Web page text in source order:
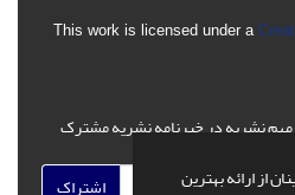
از ارائه بهترین
This work is licensed under a
مهم نشریه در خبرنامه نشریه مشترک
اشتراک